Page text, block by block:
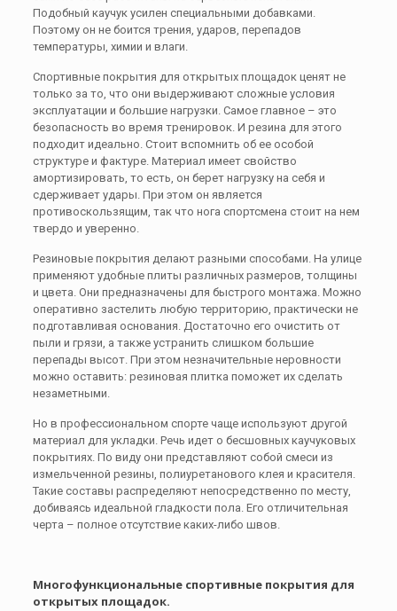
Подобный каучук усилен специальными добавками.
Поэтому он не боится трения, ударов, перепадов
температуры, химии и влаги.
Спортивные покрытия для открытых площадок ценят не
только за то, что они выдерживают сложные условия
эксплуатации и большие нагрузки. Самое главное – это
безопасность во время тренировок. И резина для этого
подходит идеально. Стоит вспомнить об ее особой
структуре и фактуре. Материал имеет свойство
амортизировать, то есть, он берет нагрузку на себя и
сдерживает удары. При этом он является
противоскользящим, так что нога спортсмена стоит на нем
твердо и уверенно.
Резиновые покрытия делают разными способами. На улице
применяют удобные плиты различных размеров, толщины
и цвета. Они предназначены для быстрого монтажа. Можно
оперативно застелить любую территорию, практически не
подготавливая основания. Достаточно его очистить от
пыли и грязи, а также устранить слишком большие
перепады высот. При этом незначительные неровности
можно оставить: резиновая плитка поможет их сделать
незаметными.
Но в профессиональном спорте чаще используют другой
материал для укладки. Речь идет о бесшовных каучуковых
покрытиях. По виду они представляют собой смеси из
измельченной резины, полиуретанового клея и красителя.
Такие составы распределяют непосредственно по месту,
добиваясь идеальной гладкости пола. Его отличительная
черта – полное отсутствие каких-либо швов.
Многофункциональные спортивные покрытия для
открытых площадок.